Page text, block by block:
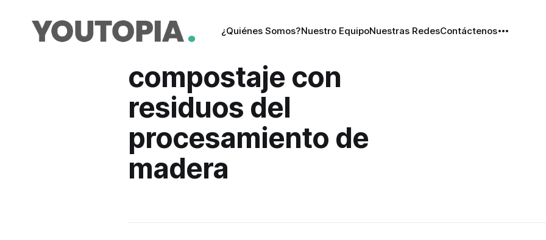
¿Quiénes Somos?Nuestro EquipoNuestras RedesContáctenos
compostaje con
residuos del
procesamiento de
madera